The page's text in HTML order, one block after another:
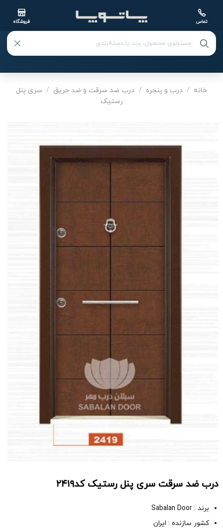
تماس فروشگاه
خانه / درب و پنجره / درب ضد سرقت و ضد حریق / سری پنل
رستیک
درب ضد سرقت سری پنل رستیک کد۲۴۱۹
برند : Sabalan Door
کشور سازنده : ایران